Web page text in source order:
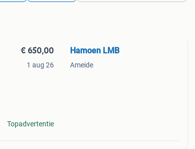
€ 650,00
1 aug 26
Topadvertentie
Hamoen LMB
Ameide